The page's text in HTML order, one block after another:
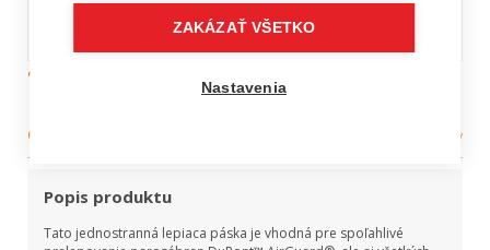
Tyvek jednostranná
akrylová páska
Tyvek membrány
Popis produktu
Tato jednostranná lepiaca páska je vhodná pre spoľahlivé
ZAKÁZAŤ VŠETKO
Nastavenia